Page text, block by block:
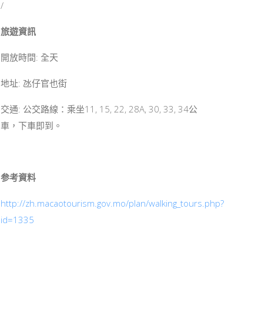
/
旅遊資訊
開放時間: 全天
地址: 氹仔官也街
交通: 公交路線：乘坐11, 15, 22, 28A, 30, 33, 34公
車，下車即到。
参考資料
http://zh.macaotourism.gov.mo/plan/walking_tours.php?
id=1335